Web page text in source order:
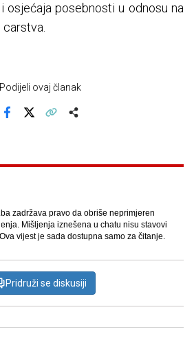
osjećaja posebnosti u odnosu na
carstva.
Podijeli ovaj članak
zadržava pravo da obriše neprimjeren
Mišljenja iznešena u chatu nisu stavovi
vijest je sada dostupna samo za čitanje.
Pridruži se diskusiji